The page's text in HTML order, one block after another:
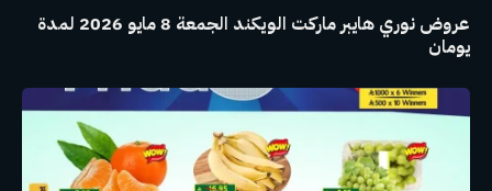
عروض نوري هايبر ماركت الويكند الجمعة 8 مايو 2026 لمدة
يومان